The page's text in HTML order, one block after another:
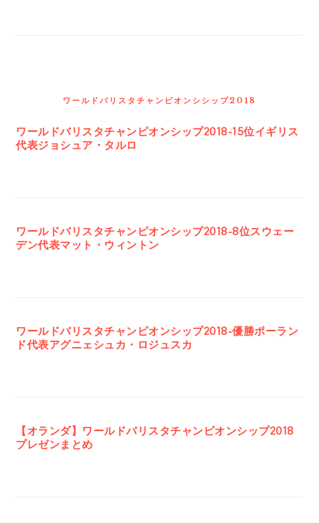
ワールドバリスタチャンピオンシシップ2018
ワールドバリスタチャンピオンシップ2018-15位イギリス
代表ジョシュア・タルロ
ワールドバリスタチャンピオンシップ2018-8位スウェー
デン代表マット・ウィントン
ワールドバリスタチャンピオンシップ2018-優勝ポーラン
ド代表アグニェシュカ・ロジュスカ
【オランダ】ワールドバリスタチャンピオンシップ2018
プレゼンまとめ